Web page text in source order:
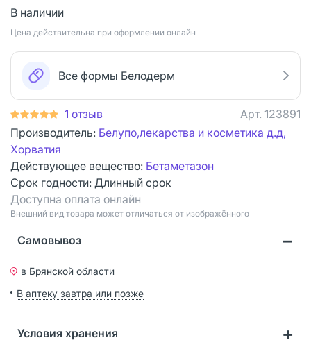
В наличии
Цена действительна при оформлении онлайн
Все формы Белодерм
1 отзыв Арт. 123891
Производитель: Белупо,лекарства и косметика д.д,
Хорватия
Действующее вещество: Бетаметазон
Срок годности: Длинный срок
Доступна оплата онлайн
Bнешний вид товара может отличаться от изображённого
Самовывоз
в Брянской области
В аптеку завтра или позже
Условия хранения